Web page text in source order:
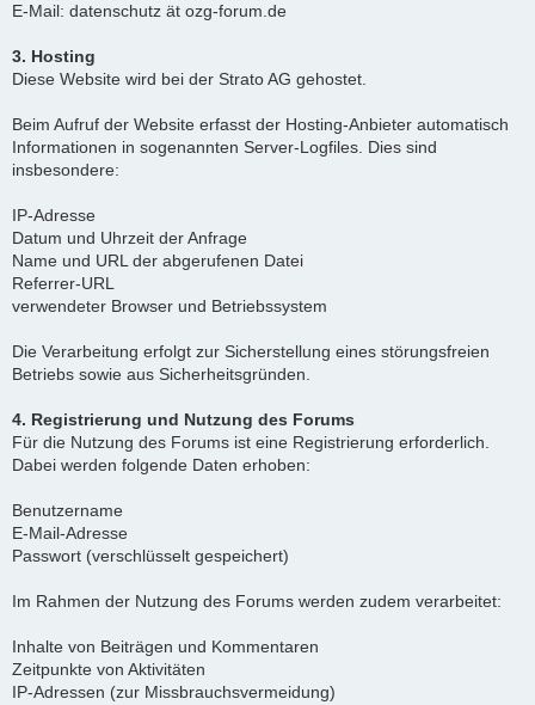
E-Mail: datenschutz ät ozg-forum.de
3. Hosting
Diese Website wird bei der Strato AG gehostet.
Beim Aufruf der Website erfasst der Hosting-Anbieter automatisch
Informationen in sogenannten Server-Logfiles. Dies sind
insbesondere:
IP-Adresse
Datum und Uhrzeit der Anfrage
Name und URL der abgerufenen Datei
Referrer-URL
verwendeter Browser und Betriebssystem
Die Verarbeitung erfolgt zur Sicherstellung eines störungsfreien
Betriebs sowie aus Sicherheitsgründen.
4. Registrierung und Nutzung des Forums
Für die Nutzung des Forums ist eine Registrierung erforderlich.
Dabei werden folgende Daten erhoben:
Benutzername
E-Mail-Adresse
Passwort (verschlüsselt gespeichert)
Im Rahmen der Nutzung des Forums werden zudem verarbeitet:
Inhalte von Beiträgen und Kommentaren
Zeitpunkte von Aktivitäten
IP-Adressen (zur Missbrauchsvermeidung)